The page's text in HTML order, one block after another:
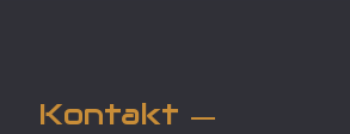
Kontakt